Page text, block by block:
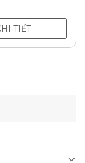
TIẾT